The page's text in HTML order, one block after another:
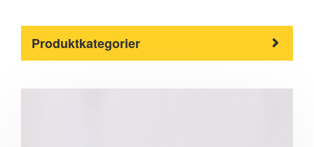
Produktkategorier